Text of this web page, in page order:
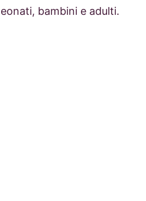
bambini e adulti.